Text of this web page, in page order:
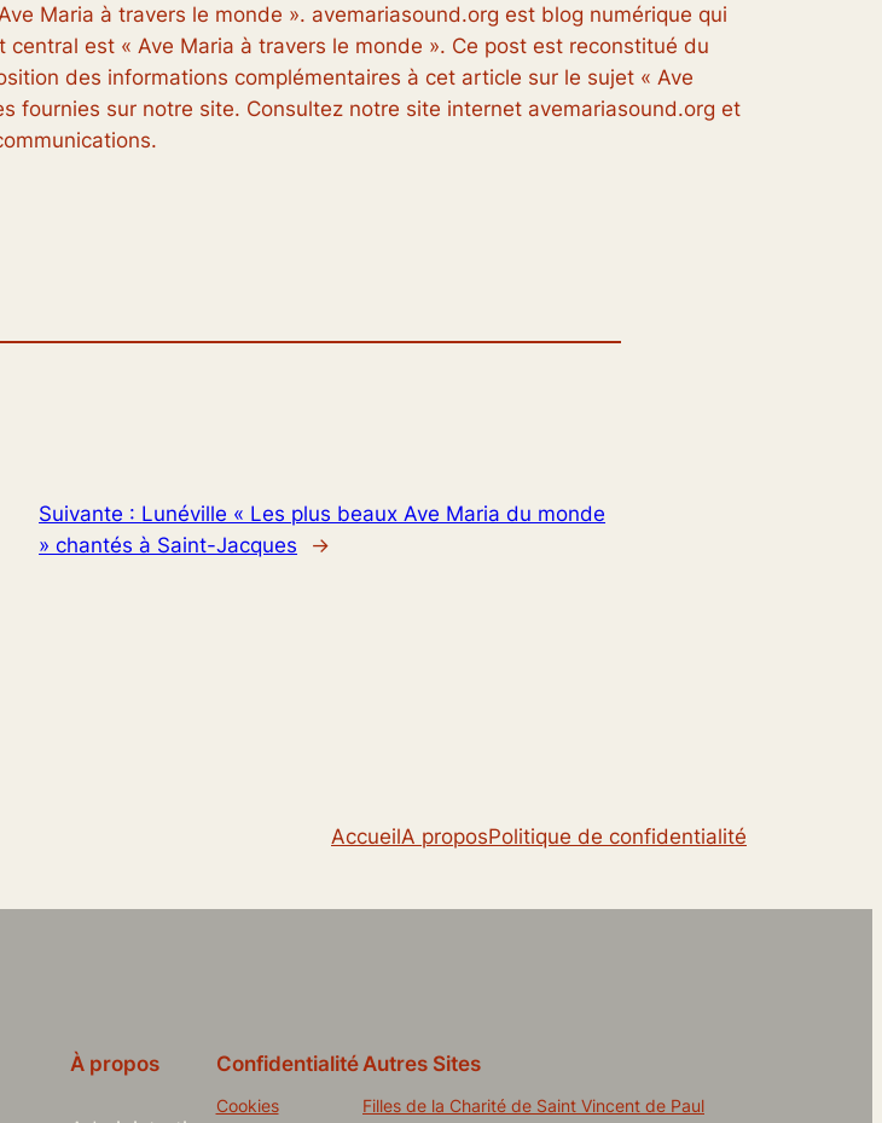
Maria à travers le monde ». avemariasound.org est blog numérique qui
est « Ave Maria à travers le monde ». Ce post est reconstitué du
des informations complémentaires à cet article sur le sujet « Ave
fournies sur notre site. Consultez notre site internet avemariasound.org et
Suivante : Lunéville « Les plus beaux Ave Maria du monde
» chantés à Saint-Jacques
→
AccueilA proposPolitique de confidentialité
À propos Confidentialité
Cookies
Autres Sites
Filles de la Charité de Saint Vincent de Paul